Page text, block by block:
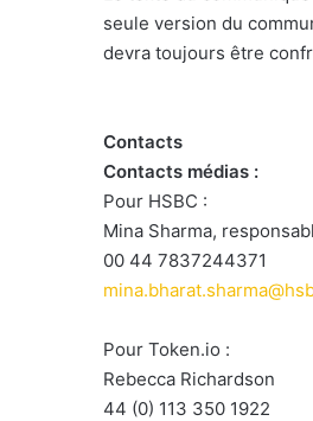
seule version du
devra toujours être
Contacts
Contacts médias :
Pour HSBC :
Mina Sharma,
00 44 7837244371
Pour Token.io :
Rebecca Richardson
44 (0) 113 350 1922